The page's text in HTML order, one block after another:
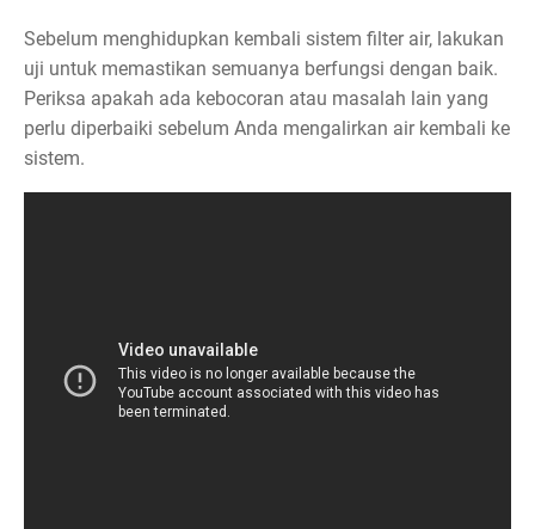
Sebelum menghidupkan kembali sistem filter air, lakukan
uji untuk memastikan semuanya berfungsi dengan baik.
Periksa apakah ada kebocoran atau masalah lain yang
perlu diperbaiki sebelum Anda mengalirkan air kembali ke
sistem.